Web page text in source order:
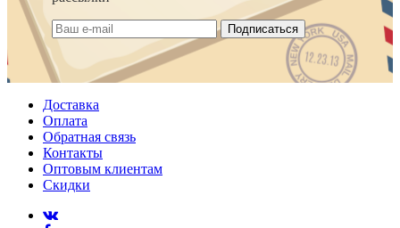
Подписаться
Доставка
Оплата
Обратная связь
Контакты
Оптовым клиентам
Скидки